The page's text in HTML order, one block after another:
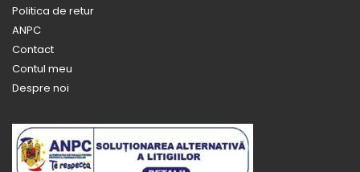
Politica de retur
ANPC
Contact
Contul meu
Despre noi